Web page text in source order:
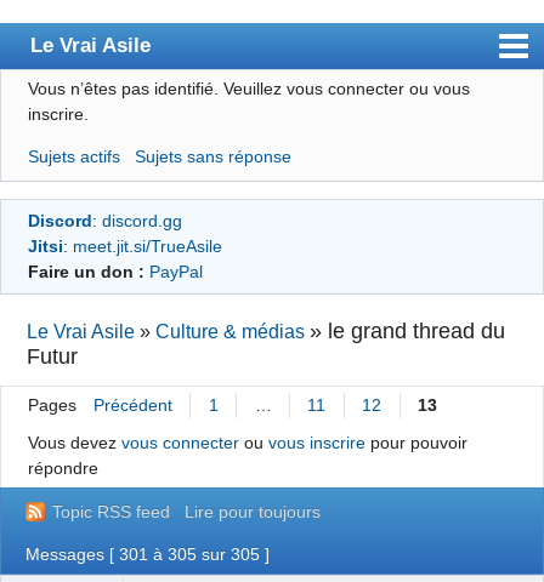
Le Vrai Asile
Accueil
Forum
Membres
Règles
S’inscrire
Connexion
Vous n’êtes pas identifié. Veuillez vous connecter ou vous
inscrire.
Sujets actifs Sujets sans réponse
Discord: discord.gg
Jitsi: meet.jit.si/TrueAsile
Faire un don : PayPal
Le Vrai Asile »Culture & médias » le grand thread du
Futur
Pages Précédent 1 … 11 12
13
Vous devez vous connecterou vous inscrirepour pouvoir
répondre
Topic RSS feed Lire pour toujours
Messages [ 301 à 305 sur 305 ]